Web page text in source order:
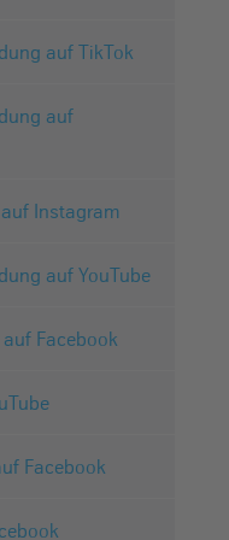
auf TikTok
auf
Instagram
auf YouTube
Facebook
Facebook